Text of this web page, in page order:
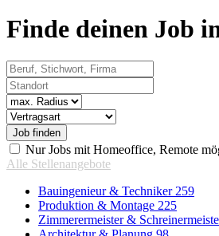
Finde deinen Job
Beruf, Stichwort, Firma
Standort
Radius
Vertragsart
Nur Jobs mit Homeoffice, Remote
Alle Stellenangebote
Bauingenieur & Techniker 259
Produktion & Montage 225
Zimmerermeister &